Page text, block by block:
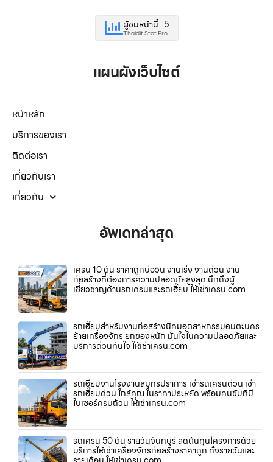
ผู้ชมหน้านี้ : 5
Thaidit Stat Pro
แผนผังเว็บไซต์
หน้าหลัก
บริการของเรา
ติดต่อเรา
เกี่ยวกับเรา
เกี่ยวกับ
อัพเดทล่าสุด
เครน 10 ตัน ราคาถูกบ่อวิน งานเร่ง งานด่วน งาน
ก่อสร้างที่ต้องการความปลอดภัยสูงสุด นึกถึงผู้
เชี่ยวชาญด้านรถเครนและรถเฮี๊ยบ ให้เช่าเครน.com
รถเฮี๊ยบสำหรับงานก่อสร้างนิคมอุตสาหกรรมอมตะนคร
ย้ายเครื่องจักร ยกของหนัก มั่นใจในความปลอดภัยและ
บริการด่วนทันใจ ให้เช่าเครน.com
รถเฮี๊ยบงานโรงงานสมุทรปราการ เช่ารถเครนด่วน เช่า
รถเฮี๊ยบด่วน ใกล้คุณ ในราคาประหยัด พร้อมคนขับที่มี
ใบเซอร์ครบถ้วน ให้เช่าเครน.com
รถเครน 50 ตัน รายวันจันทบุรี ลดต้นทุนโครงการด้วย
บริการให้เช่าเครื่องจักรก่อสร้างราคาถูก ทั้งรายวันและ